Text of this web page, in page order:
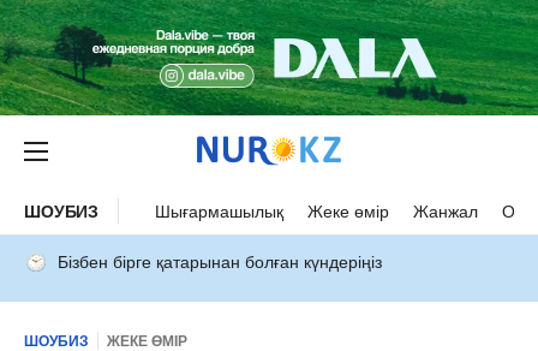
ШОУБИЗ Шығармашылық Жеке өмір Жанжал
Бізбен бірге қатарынан болған күндеріңіз
ШОУБИЗ ЖЕКЕ ӨМІР